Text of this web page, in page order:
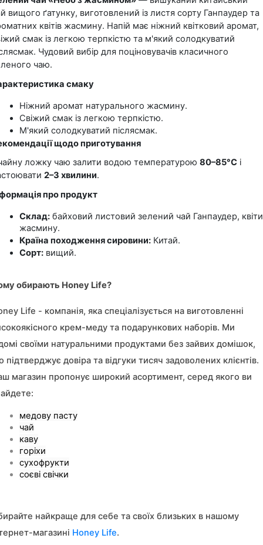
вищого ґатунку, виготовлений із листя сорту Ганпаудер та
квітів жасмину. Напій має ніжний квітковий аромат,
смак із легкою терпкістю та м'який солодкуватий
Чудовий вибір для поціновувачів класичного
чаю.
смаку
Ніжний аромат натурального жасмину.
Свіжий смак із легкою терпкістю.
М'який солодкуватий післясмак.
щодо приготування
ложку чаю залити водою температурою 80–85°C і
2–3 хвилини.
про продукт
Склад: байховий листовий зелений чай Ганпаудер, квіти
жасмину.
Країна походження сировини: Китай.
Сорт: вищий.
обирають Honey Life?
Life - компанія, яка спеціалізується на виготовленні
крем-меду та подарункових наборів. Ми
своїми натуральними продуктами без зайвих домішок,
підтверджує довіра та відгуки тисяч задоволених клієнтів.
магазин пропонує широкий асортимент, серед якого ви
медову пасту
чай
каву
горіхи
сухофрукти
соєві свічки
найкраще для себе та своїх близьких в нашому
магазині Honey Life.